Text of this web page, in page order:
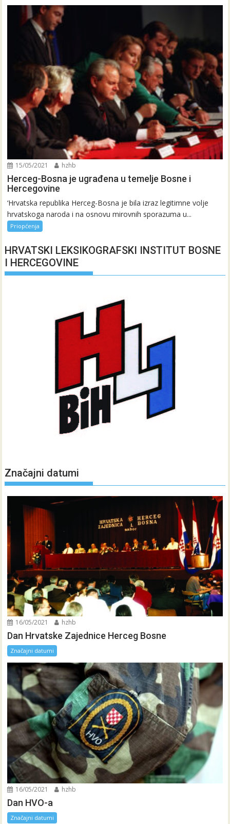
15/05/2021 hzhb
Herceg-Bosna je ugrađena u temelje Bosne i
Hercegovine
‘Hrvatska republika Herceg-Bosna je bila izraz legitimne volje
hrvatskoga naroda i na osnovu mirovnih sporazuma u...
Priopćenja
HRVATSKI LEKSIKOGRAFSKI INSTITUT BOSNE
I HERCEGOVINE
Značajni datumi
16/05/2021 hzhb
Dan Hrvatske Zajednice Herceg Bosne
Značajni datumi
16/05/2021 hzhb
Dan HVO-a
Značajni datumi